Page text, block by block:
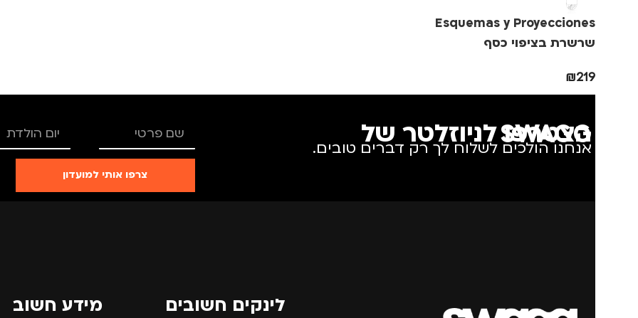
Esquemas y Proyecciones
שרשרת בציפוי כסף
₪219
הצטרפו לניוזלטר של SWAGG
אנחנו הולכים לשלוח לך רק דברים טובים.
צרפו אותי למועדון
לינקים חשובים מידע חשוב